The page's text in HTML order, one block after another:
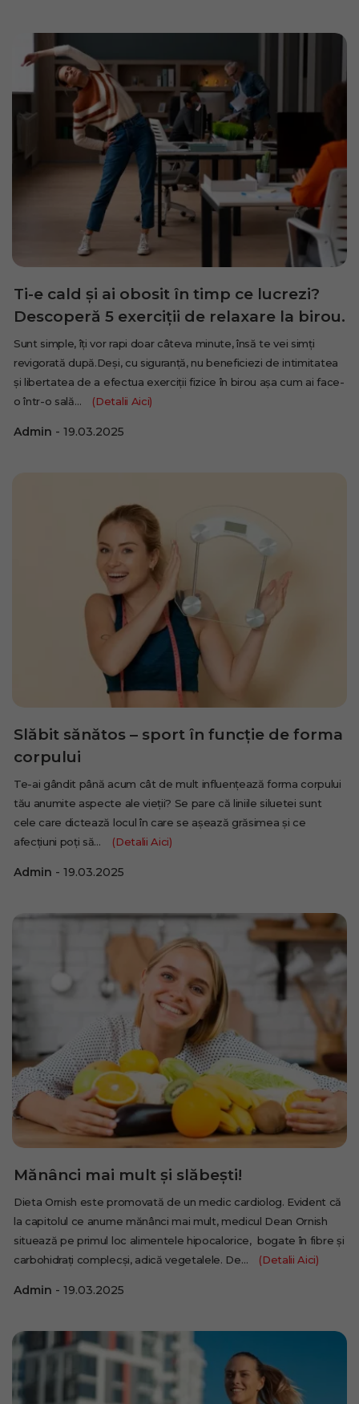
Ti-e cald și ai obosit în timp ce lucrezi?
Descoperă 5 exerciții de relaxare la birou.
Sunt simple, îți vor rapi doar câteva minute, însă te vei simți
revigorată după.Deși, cu siguranță, nu beneficiezi de intimitatea
și libertatea de a efectua exerciții fizice în birou așa cum ai face-
o într-o sală…
(Detalii Aici)
Admin 19.03.2025
Slăbit sănătos – sport în funcție de forma
corpului
Te-ai gândit până acum cât de mult influențează forma corpului
tău anumite aspecte ale vieții? Se pare că liniile siluetei sunt
cele care dictează locul în care se așează grăsimea și ce
afecțiuni poți să…
(Detalii Aici)
Admin 19.03.2025
Mănânci mai mult și slăbești!
Dieta Ornish este promovată de un medic cardiolog. Evident că
la capitolul ce anume mănânci mai mult, medicul Dean Ornish
situează pe primul loc alimentele hipocalorice, bogate în fibre și
carbohidrați complecși, adică vegetalele. De…
(Detalii Aici)
Admin 19.03.2025